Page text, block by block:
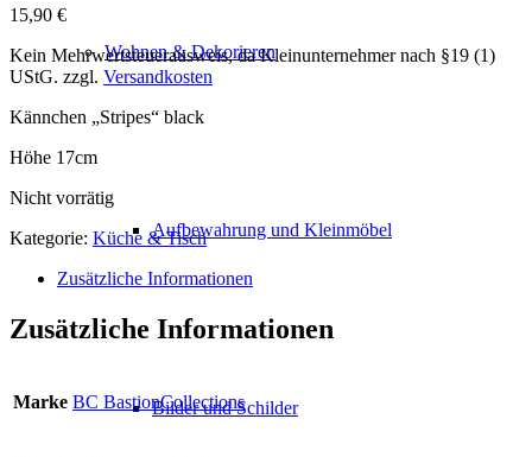
Wohnen & Dekorieren
Aufbewahrung und Kleinmöbel
Bilder und Schilder
15,90 €
Kein Mehrwertsteuerausweis, da Kleinunternehmer nach §19 (1)
UStG. zzgl. Versandkosten
Kännchen „Stripes“ black
Höhe 17cm
Nicht vorrätig
Kategorie: Küche & Tisch
Zusätzliche Informationen
Zusätzliche Informationen
Marke BC BastionCollections